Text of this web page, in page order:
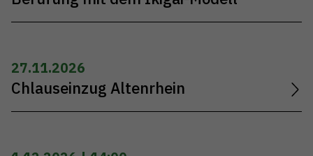
27.11.2026
Chlauseinzug Altenrhein